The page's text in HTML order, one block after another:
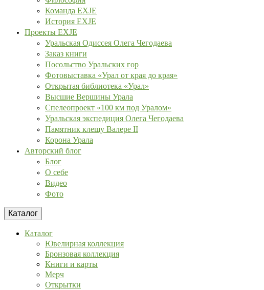
Команда EXJE
История EXJE
Проекты EXJE
Уральская Одиссея Олега Чегодаева
Заказ книги
Посольство Уральских гор
Фотовыставка «Урал от края до края»
Открытая библиотека «Урал»
Высшие Вершины Урала
Спелеопроект «100 км под Уралом»
Уральская экспедиция Олега Чегодаева
Памятник клещу Валере II
Корона Урала
Авторский блог
Блог
О себе
Видео
Фото
Каталог
Каталог
Ювелирная коллекция
Бронзовая коллекция
Книги и карты
Мерч
Открытки